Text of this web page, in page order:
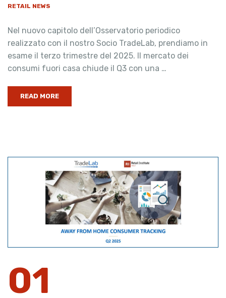
RETAIL NEWS
Nel nuovo capitolo dell’Osservatorio periodico
realizzato con il nostro Socio TradeLab, prendiamo in
esame il terzo trimestre del 2025. Il mercato dei
consumi fuori casa chiude il Q3 con una …
READ MORE
01